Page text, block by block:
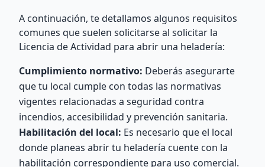
A continuación, te detallamos algunos requisitos
comunes que suelen solicitarse al solicitar la
Licencia de Actividad para abrir una heladería:
Cumplimiento normativo: Deberás asegurarte
que tu local cumple con todas las normativas
vigentes relacionadas a seguridad contra
incendios, accesibilidad y prevención sanitaria.
Habilitación del local: Es necesario que el local
donde planeas abrir tu heladería cuente con la
habilitación correspondiente para uso comercial.